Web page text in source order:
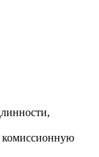
комиссионную